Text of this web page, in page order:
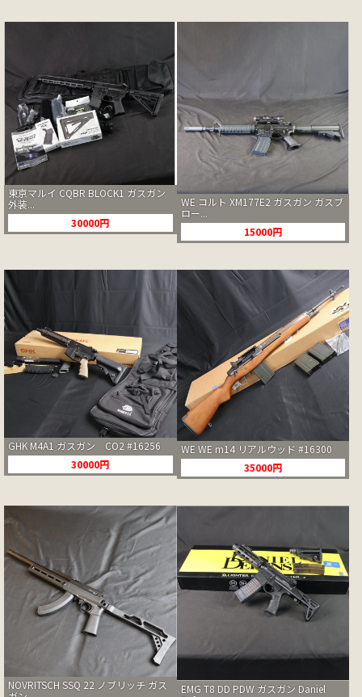
東京マルイ CQBR BLOCK1 ガスガン
外装...
30000円
WE コルト XM177E2 ガスガン ガスブ
ロー...
15000円
GHK M4A1 ガスガン CO2 #16256
30000円
WE WE m14 リアルウッド #16300
35000円
NOVRITSCH SSQ 22 ノブリッチ ガス
EMG T8 DD PDW ガスガン Daniel